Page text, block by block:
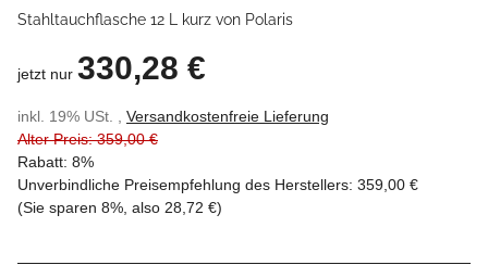
Stahltauchflasche 12 L kurz von Polaris
jetzt nur 330,28 €
inkl. 19% USt. , Versandkostenfreie Lieferung
Alter Preis: 359,00 €
Rabatt: 8%
Unverbindliche Preisempfehlung des Herstellers: 359,00 €
(Sie sparen 8% , also 28,72 €)